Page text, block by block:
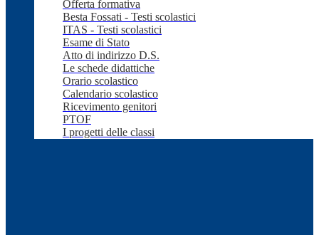
Offerta formativa
Besta Fossati - Testi scolastici
ITAS - Testi scolastici
Esame di Stato
Atto di indirizzo D.S.
Le schede didattiche
Orario scolastico
Calendario scolastico
Ricevimento genitori
PTOF
I progetti delle classi